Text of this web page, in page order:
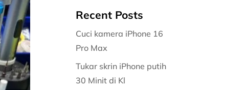
Recent Posts
Cuci kamera iPhone 16
Pro Max
Tukar skrin iPhone putih
30 Minit di Kl